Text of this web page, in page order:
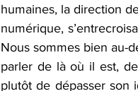
humaines, la direction
numérique,
Nous sommes bien au-
parler de là où il est,
plutôt de dépasser son